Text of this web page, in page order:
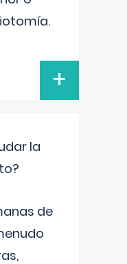
+
la
de